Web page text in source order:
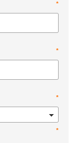
*
*
*
*